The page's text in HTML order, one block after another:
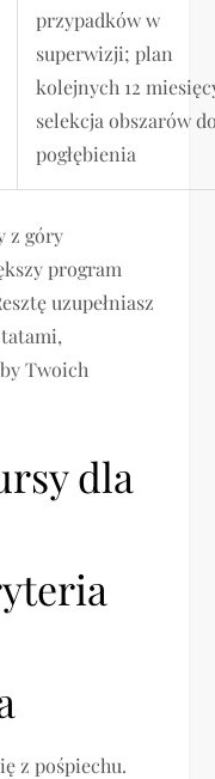
przypadków w
superwizji; plan
kolejnych 12
selekcja obszarów
pogłębienia
z góry
program
uzupełniasz
Twoich
dla
z pośpiechu.